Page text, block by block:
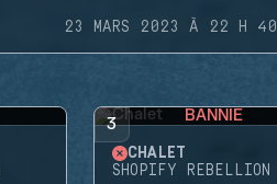
23 MARS 2023 À 22 H 40
3 BANNIE
CHALET
SHOPIFY REBELLION